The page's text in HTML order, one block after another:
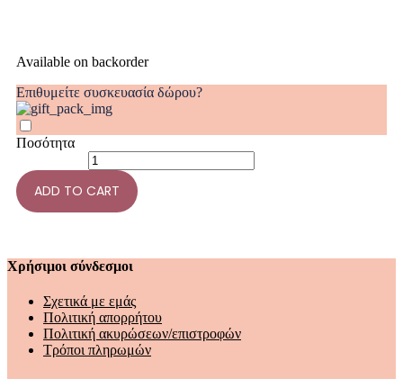
Available on backorder
Επιθυμείτε συσκευασία δώρου?
Ποσότητα
ADD TO CART
Χρήσιμοι σύνδεσμοι
Σχετικά με εμάς
Πολιτική απορρήτου
Πολιτική ακυρώσεων/επιστροφών
Τρόποι πληρωμών